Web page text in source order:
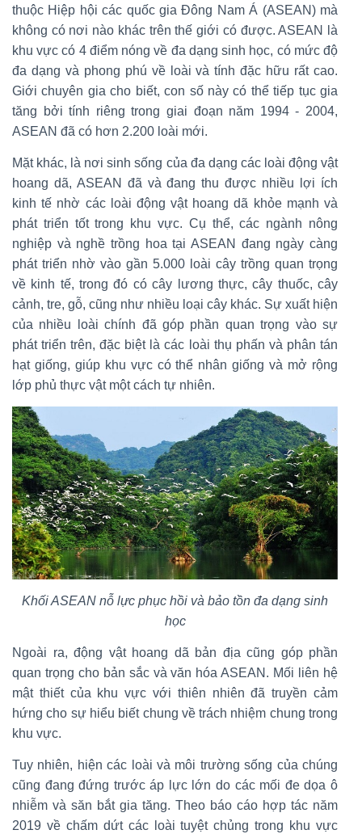
thuộc Hiệp hội các quốc gia Đông Nam Á (ASEAN) mà
không có nơi nào khác trên thế giới có được. ASEAN là
khu vực có 4 điểm nóng về đa dạng sinh học, có mức độ
đa dạng và phong phú về loài và tính đặc hữu rất cao.
Giới chuyên gia cho biết, con số này có thể tiếp tục gia
tăng bởi tính riêng trong giai đoạn năm 1994 - 2004,
ASEAN đã có hơn 2.200 loài mới.
Mặt khác, là nơi sinh sống của đa dạng các loài động vật
hoang dã, ASEAN đã và đang thu được nhiều lợi ích
kinh tế nhờ các loài động vật hoang dã khỏe mạnh và
phát triển tốt trong khu vực. Cụ thể, các ngành nông
nghiệp và nghề trồng hoa tại ASEAN đang ngày càng
phát triển nhờ vào gần 5.000 loài cây trồng quan trọng
về kinh tế, trong đó có cây lương thực, cây thuốc, cây
cảnh, tre, gỗ, cũng như nhiều loại cây khác. Sự xuất hiện
của nhiều loài chính đã góp phần quan trọng vào sự
phát triển trên, đặc biệt là các loài thụ phấn và phân tán
hạt giống, giúp khu vực có thể nhân giống và mở rộng
lớp phủ thực vật một cách tự nhiên.
Khối ASEAN nỗ lực phục hồi và bảo tồn đa dạng sinh
học
Ngoài ra, động vật hoang dã bản địa cũng góp phần
quan trọng cho bản sắc và văn hóa ASEAN. Mối liên hệ
mật thiết của khu vực với thiên nhiên đã truyền cảm
hứng cho sự hiểu biết chung về trách nhiệm chung trong
khu vực.
Tuy nhiên, hiện các loài và môi trường sống của chúng
cũng đang đứng trước áp lực lớn do các mối đe dọa ô
nhiễm và săn bắt gia tăng. Theo báo cáo hợp tác năm
2019 về chấm dứt các loài tuyệt chủng trong khu vực